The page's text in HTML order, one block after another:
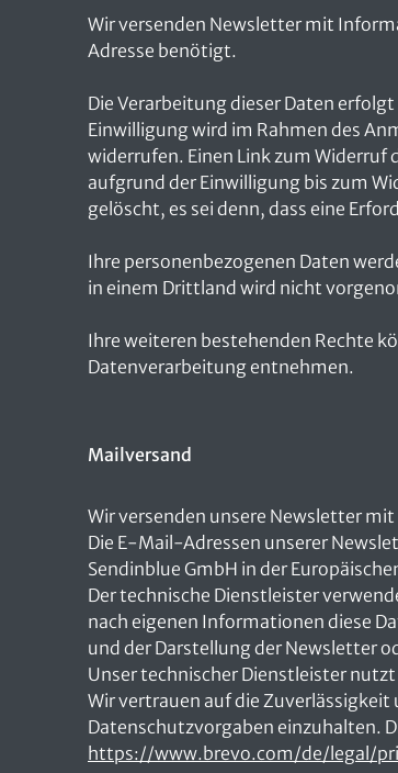
Wir versenden Newsletter mit
Adresse benötigt.
Die Verarbeitung dieser Daten
Einwilligung wird im Rahmen des
widerrufen. Einen Link zum Widerruf
aufgrund der Einwilligung bis zum
gelöscht, es sei denn, dass eine
Ihre personenbezogenen Daten
in einem Drittland wird nicht
Ihre weiteren bestehenden Rechte
Datenverarbeitung entnehmen.
Mailversand
Wir versenden unsere Newsletter
Die E-Mail-Adressen unserer
Sendinblue GmbH in der
Der technische Dienstleister
nach eigenen Informationen diese
und der Darstellung der Newsletter
Unser technischer Dienstleister
Wir vertrauen auf die
Datenschutzvorgaben einzuhalten.
https://www.brevo.com/de/legal/